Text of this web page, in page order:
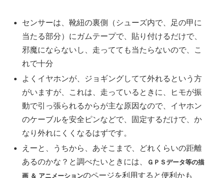
センサーは、靴紐の裏側（シューズ内で、足の甲に
当たる部分）にガムテープで、貼り付けるだけで、
邪魔にならないし、走ってても当たらないので、こ
れで十分
よくイヤホンが、ジョギングしてて外れるという方
がいますが、これは、走っているときに、ヒモが振
動で引っ張られるからが主な原因なので、イヤホン
のケーブルを安全ピンなどで、固定するだけで、か
なり外れにくくなるはずです。
えーと、うちから、あそこまで、どれくらいの距離
あるのかな？と調べたいときには、
ＧＰＳデータ等の描
画 ＆ アニメーションのページを利用すると便利かも